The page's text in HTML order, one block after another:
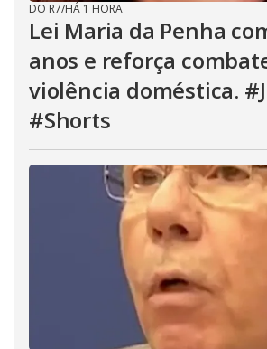
DO R7/HÁ 1 HORA
Lei Maria da Penha
anos e reforça
violência doméstica.
#Shorts